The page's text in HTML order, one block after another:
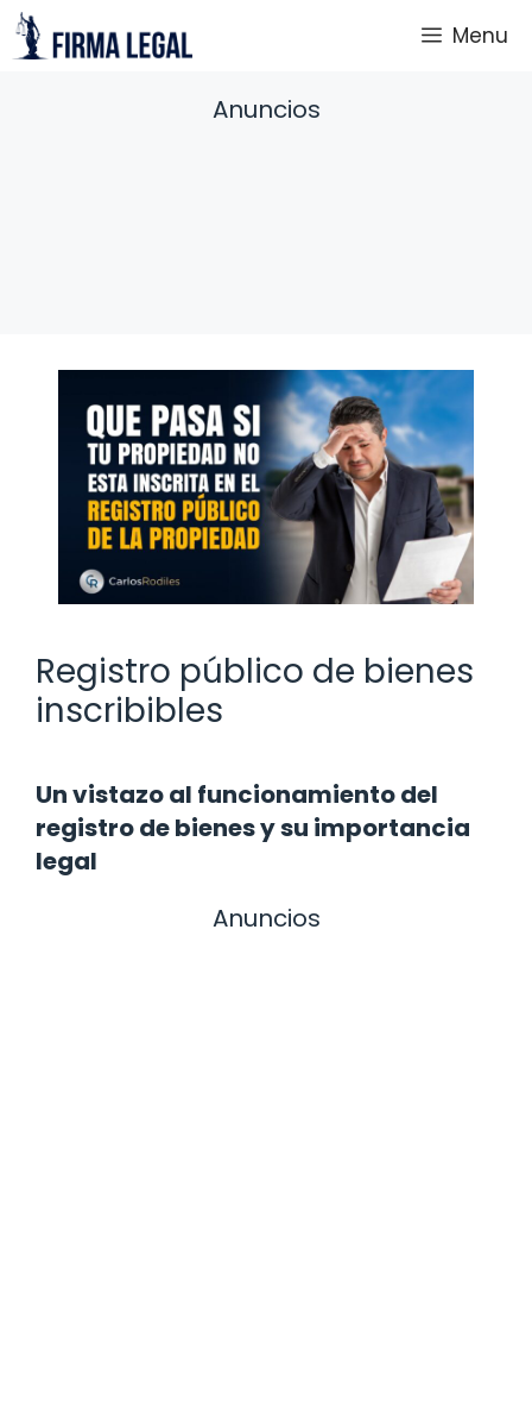
Saltar
al
Menu
Anuncios
Registro público de bienes
inscribibles
Un vistazo al funcionamiento del
registro de bienes y su importancia
legal
Anuncios